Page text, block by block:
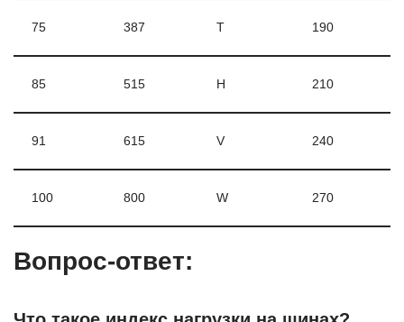
75 387 T 190
85 515 H 210
91 615 V 240
100 800 W 270
Вопрос-ответ: